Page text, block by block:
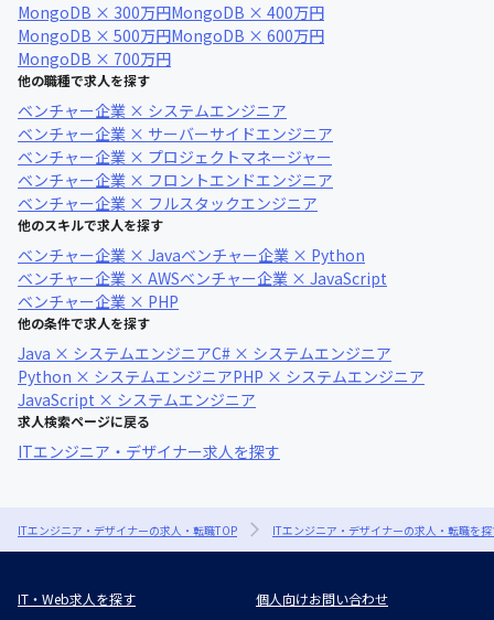
MongoDB × 300万円MongoDB × 400万円
MongoDB × 500万円MongoDB × 600万円
MongoDB × 700万円
他の職種で求人を探す
ベンチャー企業 × システムエンジニア
ベンチャー企業 × サーバーサイドエンジニア
ベンチャー企業 × プロジェクトマネージャー
ベンチャー企業 × フロントエンドエンジニア
ベンチャー企業 × フルスタックエンジニア
他のスキルで求人を探す
ベンチャー企業 × Javaベンチャー企業 × Python
ベンチャー企業 × AWSベンチャー企業 × JavaScript
ベンチャー企業 × PHP
他の条件で求人を探す
Java × システムエンジニアC# × システムエンジニア
Python × システムエンジニアPHP × システムエンジニア
JavaScript × システムエンジニア
求人検索ページに戻る
ITエンジニア・デザイナー求人を探す
ITエンジニア・デザイナーの求人・転職TOP ITエンジニア・デザイナーの求人・転職を
IT・Web求人を探す
個人向けお問い合わせ